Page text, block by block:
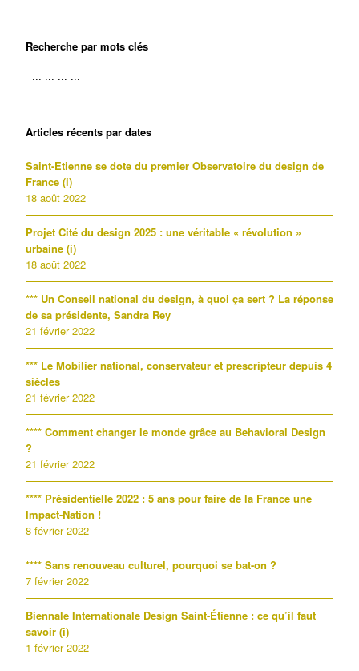
Recherche par mots clés
Articles récents par dates
Saint-Etienne se dote du premier Observatoire du design de
France (i)
18 août 2022
Projet Cité du design 2025 : une véritable « révolution »
urbaine (i)
18 août 2022
*** Un Conseil national du design, à quoi ça sert ? La réponse
de sa présidente, Sandra Rey
21 février 2022
*** Le Mobilier national, conservateur et prescripteur depuis 4
siècles
21 février 2022
**** Comment changer le monde grâce au Behavioral Design
?
21 février 2022
**** Présidentielle 2022 : 5 ans pour faire de la France une
Impact-Nation !
8 février 2022
**** Sans renouveau culturel, pourquoi se bat-on ?
7 février 2022
Biennale Internationale Design Saint-Étienne : ce qu’il faut
savoir (i)
1 février 2022